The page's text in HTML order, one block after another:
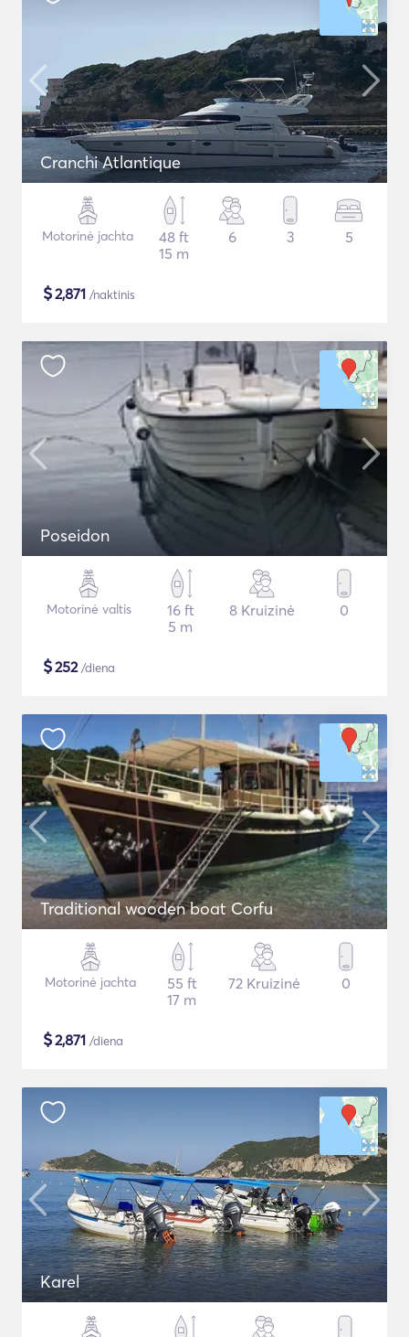
Cranchi Atlantique
Motorinė jachta
48 ft
15 m
6 3 5
$2,871 /naktinis
Poseidon
Motorinė valtis
16 ft
5 m
8 Kruizinė 0
$252/diena
Traditional wooden boat Corfu
Motorinė jachta
55 ft
17 m
72 Kruizinė 0
$2,871 /diena
Karel